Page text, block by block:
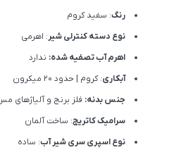
رنگ: سفید کروم
نوع دسته کنترلی شیر: اهرمی
اهرم آب تصفیه شده: ندارد
آبکاری: کروم | حدود 20 میکرون
جنس بدنه: فلز برنج و آلیاژهای
سرامیک کاتریج: ساخت آلمان
نوع اسپری سری شیر آب: ساده